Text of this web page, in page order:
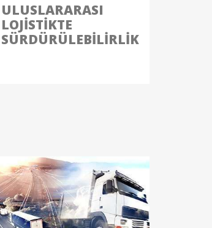
ULUSLARARASI
LOJISTIKTE
SÜRDÜRÜLEBILIRLIK